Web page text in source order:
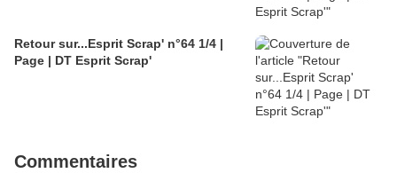
Retour sur...Esprit Scrap' n°64 1/4 |
Page | DT Esprit Scrap'
Commentaires